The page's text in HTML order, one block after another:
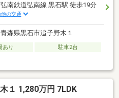
弘南鉄道弘南線 黒石駅 徒歩19分
他の交通
青森県黒石市追子野木１
あり
駐車2台
１ 1,280万円 7LDK